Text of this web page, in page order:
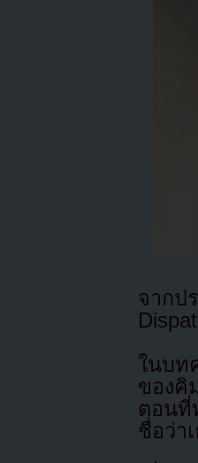
จากป
ในบท
ของคิ
ตอนที่
ชื่อว่า